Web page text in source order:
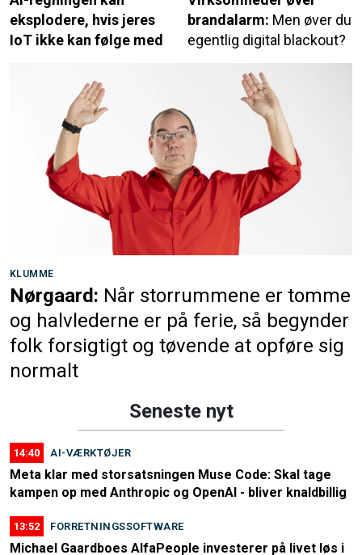
IoT ikke kan følge med egentlig digital blackout?
Når storrummene er tomme
og halvlederne er på ferie, så begynder
folk forsigtigt og tøvende at opføre sig
normalt
AI-VÆRKTØJER
Meta klar med storsatsningen Muse Code: Skal tage
kampen op med Anthropic og OpenAI - bliver knaldbillig
13:52 FORRETNINGSSOFTWARE
Michael Gaardboes AlfaPeople investerer på livet løs i
AI: Sætter ny salgsrekord